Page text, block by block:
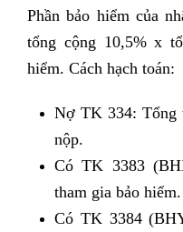
Phần bảo hiểm của
tổng cộng 10,5% x
hiểm. Cách hạch toán:
Nợ TK 334: Tổng
nộp.
Có TK 3383
tham gia bảo hiểm.
Có TK 3384